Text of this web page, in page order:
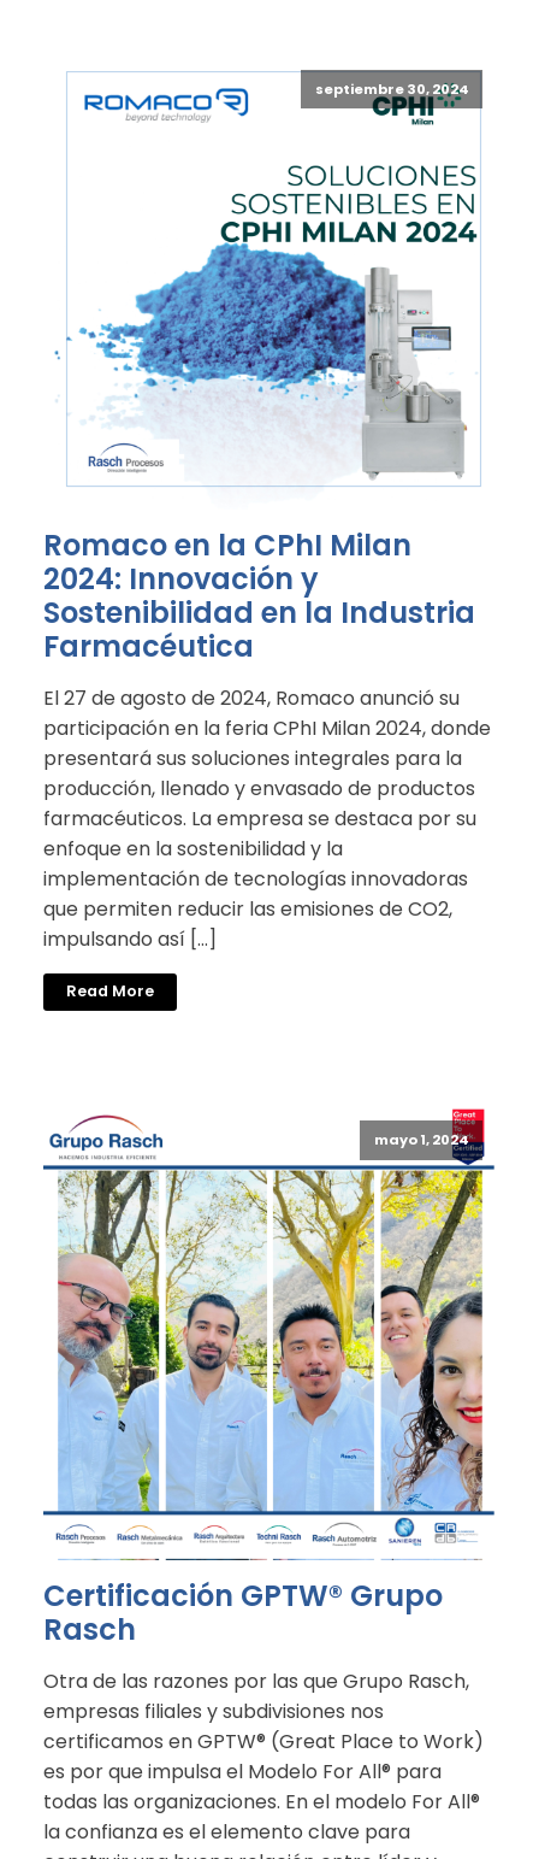
septiembre 30, 2024
Romaco en la CPhI Milan
2024: Innovación y
Sostenibilidad en la Industria
Farmacéutica
El 27 de agosto de 2024, Romaco anunció su
participación en la feria CPhI Milan 2024, donde
presentará sus soluciones integrales para la
producción, llenado y envasado de productos
farmacéuticos. La empresa se destaca por su
enfoque en la sostenibilidad y la
implementación de tecnologías innovadoras
que permiten reducir las emisiones de CO2,
impulsando así […]
Read More
mayo 1, 2024
Certificación GPTW® Grupo
Rasch
Otra de las razones por las que Grupo Rasch,
empresas filiales y subdivisiones nos
certificamos en GPTW® (Great Place to Work)
es por que impulsa el Modelo For All® para
todas las organizaciones. En el modelo For All®
la confianza es el elemento clave para